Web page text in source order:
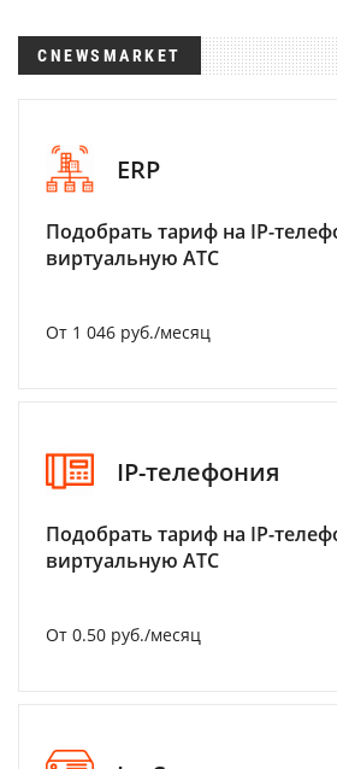
CNEWSMARKET
ERP
Подобрать тариф на IP-
виртуальную АТС
От 1 046 руб./месяц
IP-телефония
Подобрать тариф на IP-
виртуальную АТС
От 0.50 руб./месяц